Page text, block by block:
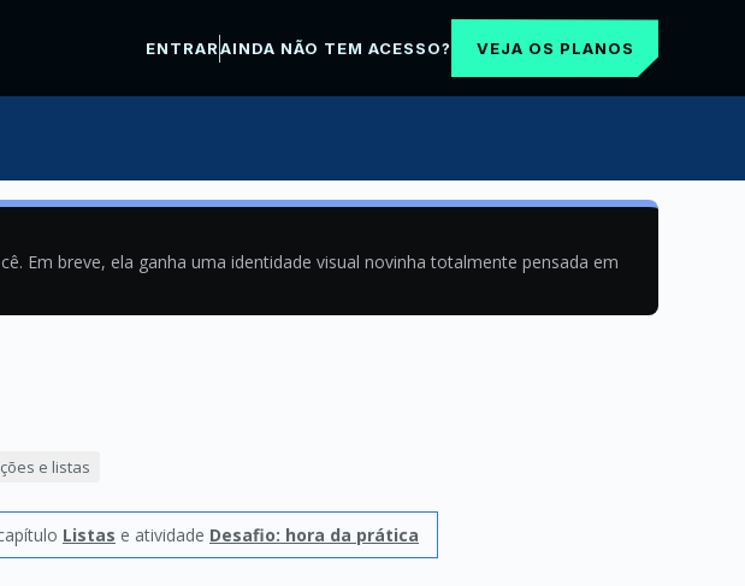
ENTRARAINDA NÃO TEM ACESSO? VEJA OS PLANOS
Em breve, ela ganha uma identidade visual novinha totalmente pensada em
e listas
Listas e atividade Desafio: hora da prática